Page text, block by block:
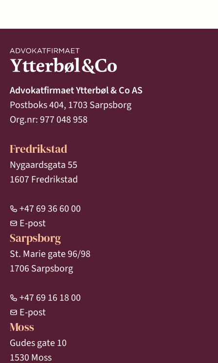
Advokatfirmaet Ytterbøl & Co AS
Postboks 404, 1703 Sarpsborg
Org.nr: 977 048 958
Fredrikstad
Nygaardsgata 55
1607 Fredrikstad
+47 69 36 60 00
E-post
Sarpsborg
St. Marie gate 96/98
1706 Sarpsborg
+47 69 16 18 00
E-post
Moss
Gudes gate 10
1530 Moss